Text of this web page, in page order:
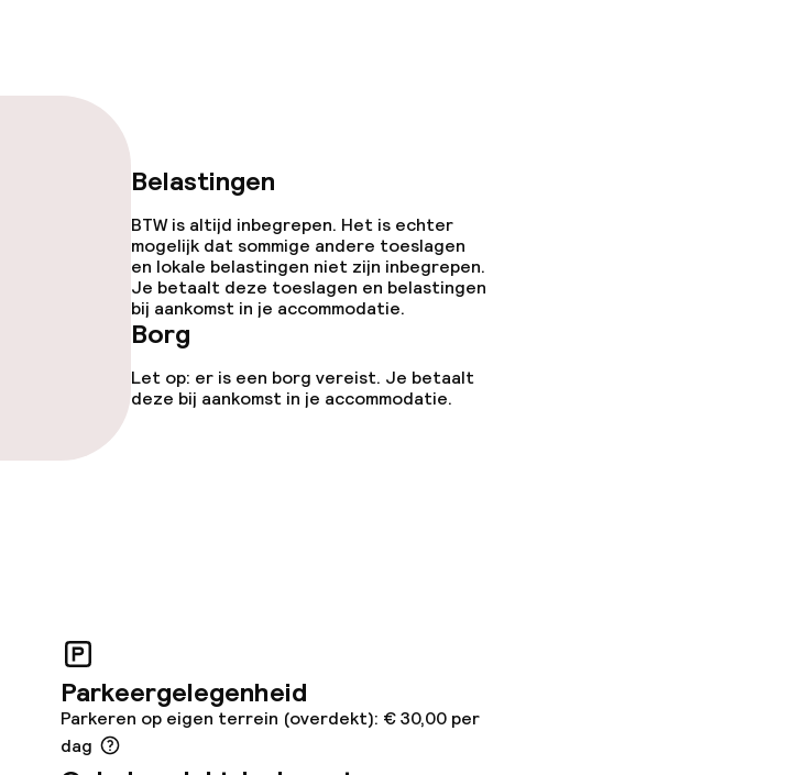
Belastingen
BTW is altijd inbegrepen. Het is echter
mogelijk dat sommige andere toeslagen
en lokale belastingen niet zijn inbegrepen.
Je betaalt deze toeslagen en belastingen
bij aankomst in je accommodatie.
Borg
Let op: er is een borg vereist. Je betaalt
deze bij aankomst in je accommodatie.
Parkeergelegenheid
Parkeren op eigen terrein (overdekt): € 30,00 per
dag